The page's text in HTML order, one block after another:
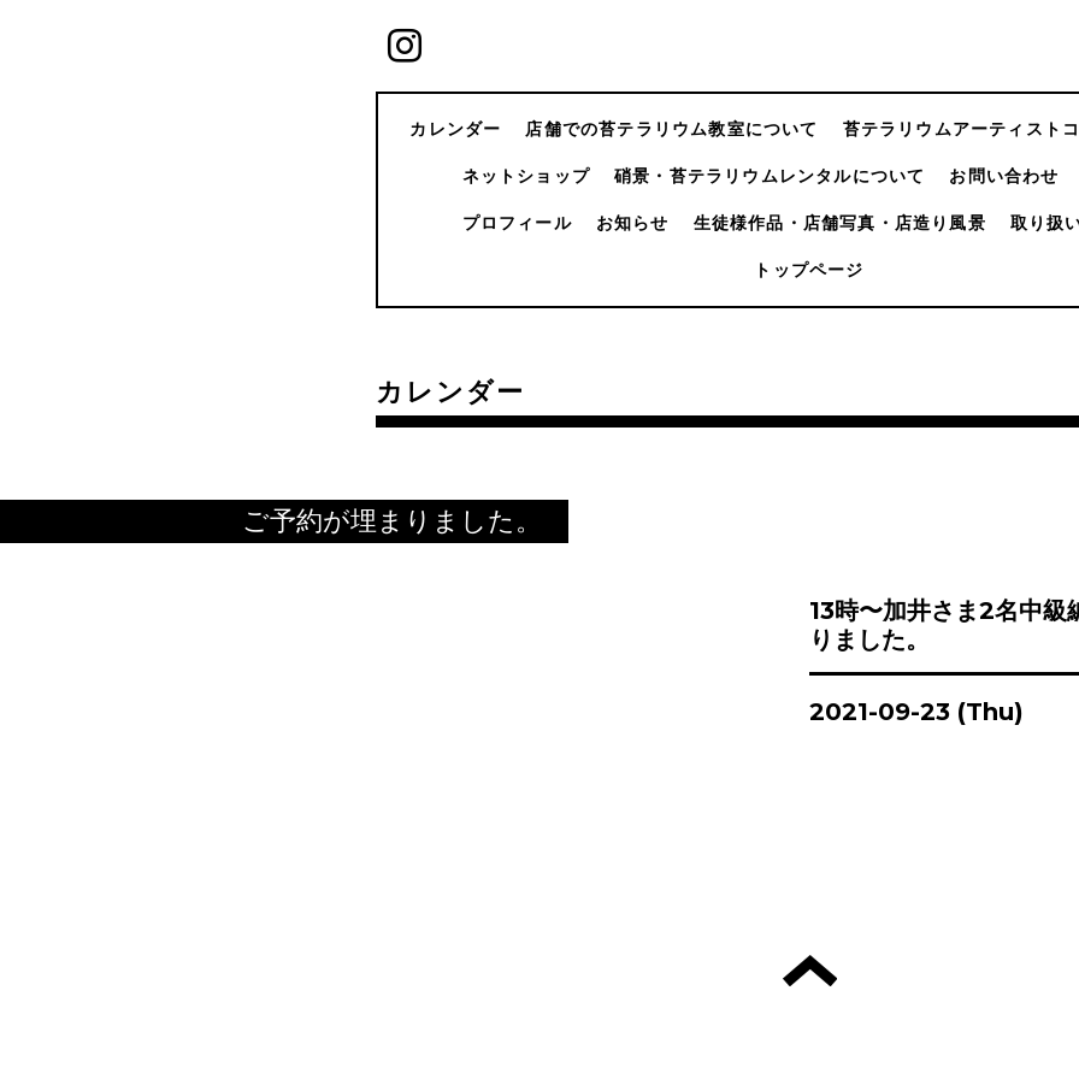
カレンダー 店舗での苔テラリウム教室について 苔テラリウムアーティスト
ネットショップ 硝景・苔テラリウムレンタルについて お問い合わせ
プロフィール お知らせ 生徒様作品・店舗写真・店造り風景 取り扱
トップページ
カレンダー
ご予約が埋まりました。
13時〜加井さま2名中級
りました。
2021-09-23 (Thu)